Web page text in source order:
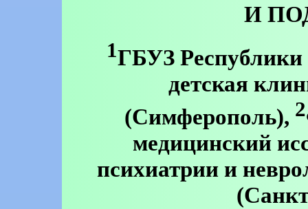
И
1ГБУЗ
детская
(Симферополь), 2
медицинский
психиатрии и